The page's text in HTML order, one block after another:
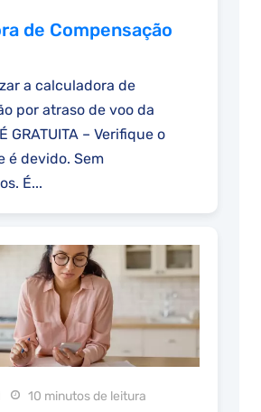
de Compensação
a calculadora de
por atraso de voo da
GRATUITA – Verifique o
é devido. Sem
É...
10 minutos de leitura